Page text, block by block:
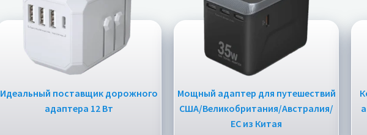
Идеальный поставщик дорожного
адаптера 12 Вт
Мощный адаптер для путешествий
США/Великобритания/Австралия/
ЕС из Китая